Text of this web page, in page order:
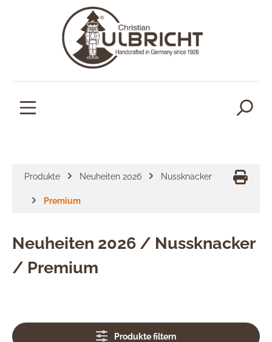
Produkte Neuheiten 2026 Nussknacker
Premium
Neuheiten 2026 / Nussknacker
/ Premium
Produkte filtern